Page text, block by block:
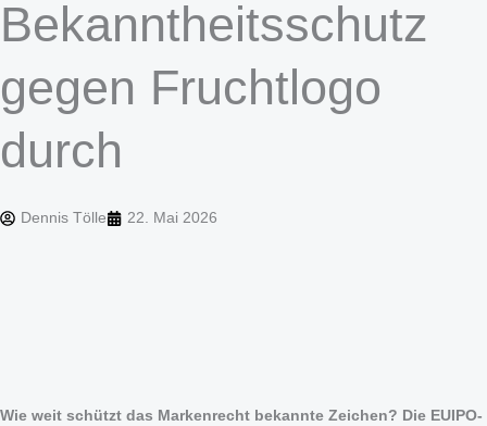
Bekanntheitsschutz
gegen Fruchtlogo
durch
Dennis Tölle 22. Mai 2026
Wie weit schützt das Markenrecht bekannte Zeichen? Die EUIPO-